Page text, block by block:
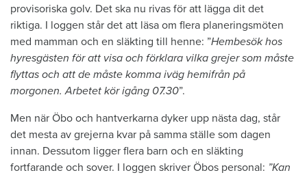
provisoriska golv. Det ska nu rivas för att lägga dit det
riktiga. I loggen står det att läsa om flera planeringsmöten
med mamman och en släkting till henne: ”Hembesök hos
hyresgästen för att visa och förklara vilka grejer som måste
flyttas och att de måste komma iväg hemifrån på
morgonen. Arbetet kör igång 07.30”.
Men när Öbo och hantverkarna dyker upp nästa dag, står
det mesta av grejerna kvar på samma ställe som dagen
innan. Dessutom ligger flera barn och en släkting
fortfarande och sover. I loggen skriver Öbos personal: ”Kan